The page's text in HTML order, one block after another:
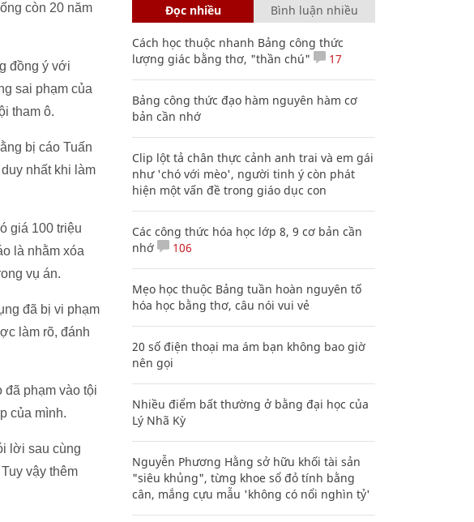
còn 20 năm
đồng ý với
sai phạm của
tham ô.
bị cáo Tuấn
nhất khi làm
giá 100 triệu
là nhằm xóa
vụ án.
đã bị vi phạm
làm rõ, đánh
phạm vào tội
của mình.
lời sau cùng
vậy thêm
Đọc nhiều Bình luận nhiều
Cách học thuộc nhanh Bảng công thức
lượng giác bằng thơ, "thần chú"
17
Bảng công thức đạo hàm nguyên hàm cơ
bản cần nhớ
Clip lột tả chân thực cảnh anh trai và em gái
như 'chó với mèo', người tinh ý còn phát
hiện một vấn đề trong giáo dục con
Các công thức hóa học lớp 8, 9 cơ bản cần
nhớ
106
Mẹo học thuộc Bảng tuần hoàn nguyên tố
hóa học bằng thơ, câu nói vui vẻ
20 số điện thoại ma ám bạn không bao giờ
nên gọi
Nhiều điểm bất thường ở bằng đại học của
Lý Nhã Kỳ
Nguyễn Phương Hằng sở hữu khối tài sản
"siêu khủng", từng khoe sổ đỏ tính bằng
cân, mắng cựu mẫu 'không có nổi nghìn tỷ'